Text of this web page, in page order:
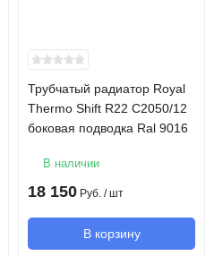
Трубчатый радиатор Royal
Thermo Shift R22 C2050/12
боковая подводка Ral 9016
В наличии
18 150 Руб. / шт
В корзину